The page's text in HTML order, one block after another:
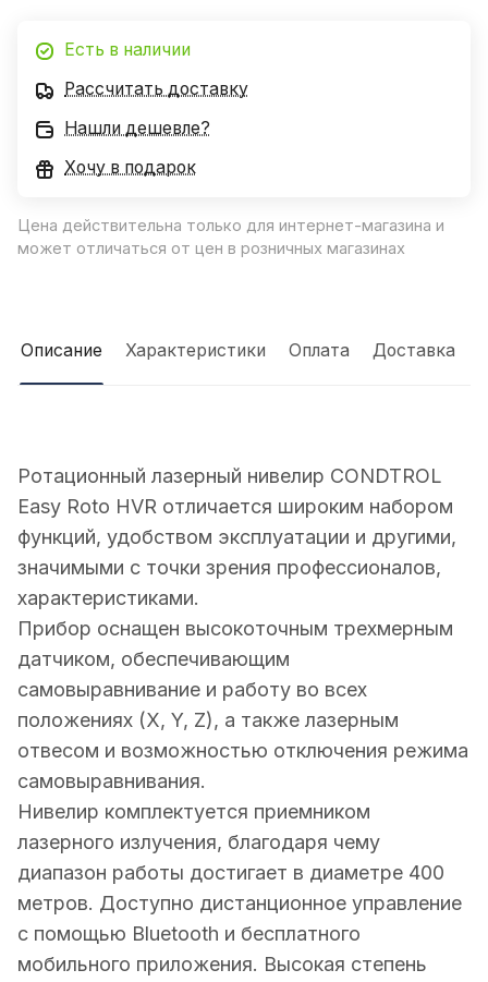
Есть в наличии
Рассчитать доставку
Нашли дешевле?
Хочу в подарок
Цена действительна только для интернет-магазина и
может отличаться от цен в розничных магазинах
Описание Характеристики Оплата Доставка
Ротационный лазерный нивелир CONDTROL
Easy Rotо HVR отличается широким набором
функций, удобством эксплуатации и другими,
значимыми с точки зрения профессионалов,
характеристиками.
Прибор оснащен высокоточным трехмерным
датчиком, обеспечивающим
cамовыравнивание и работу во всех
положениях (X, Y, Z), а также лазерным
отвесом и возможностью отключения режима
самовыравнивания.
Нивелир комплектуется приемником
лазерного излучения, благодаря чему
диапазон работы достигает в диаметре 400
метров. Доступно дистанционное управление
с помощью Bluetooth и бесплатного
мобильного приложения. Высокая степень